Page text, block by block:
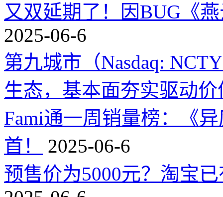
又双延期了！因BUG《
2025-06-6
第九城市（Nasdaq:
生态，基本面夯实驱动价
Fami通一周销量榜：《
首！
2025-06-6
预售价为5000元？淘宝